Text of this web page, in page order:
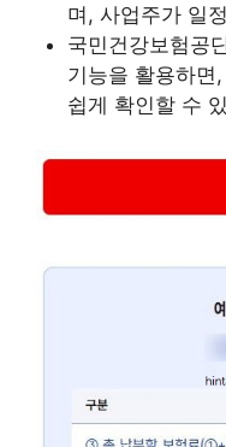
며, 사업주가 일
국민건강보험공
기능을 활용하면
쉽게 확인할 수